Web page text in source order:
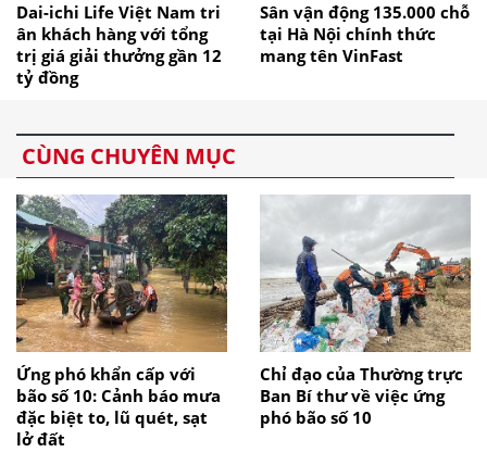
Dai-ichi Life Việt Nam tri
ân khách hàng với tổng
trị giá giải thưởng gần 12
tỷ đồng
Sân vận động 135.000 chỗ
tại Hà Nội chính thức
mang tên VinFast
CÙNG CHUYÊN MỤC
Ứng phó khẩn cấp với
bão số 10: Cảnh báo mưa
đặc biệt to, lũ quét, sạt
lở đất
Chỉ đạo của Thường trực
Ban Bí thư về việc ứng
phó bão số 10